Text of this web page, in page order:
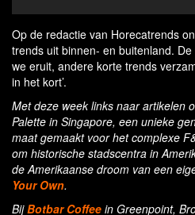
Op de redactie van Horecatrends
trends uit binnen- en buitenland.
we eruit, andere korte trends
in het kort’.
Met deze week links naar artikelen
Palette in Singapore, een unieke
maat gemaakt voor het complexe
om historische stadscentra in
de Amerikaanse droom van een
Your Own.
BijBotbar Coffee in Greenpoint,